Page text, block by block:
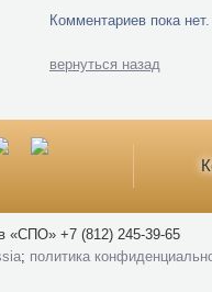
Комментариев пока нет.
вернуться назад
«СПО» +7 (812) 245-39-65
; политика